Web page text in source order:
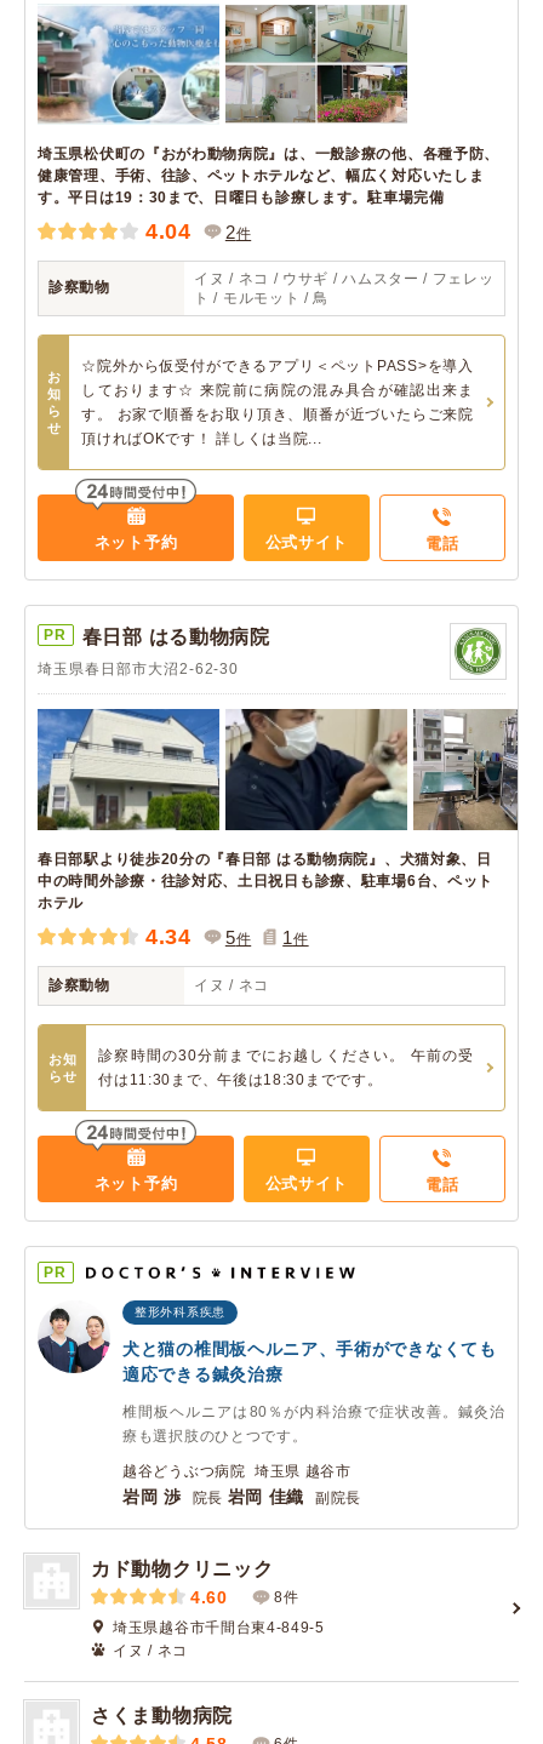
埼玉県松伏町の『おがわ動物病院』は、一般診療の他、各種予防、
健康管理、手術、往診、ペットホテルなど、幅広く対応いたしま
す。平日は19：30まで、日曜日も診療します。駐車場完備
4.04 2件
診察動物
イヌ / ネコ / ウサギ / ハムスター / フェレッ
ト / モルモット / 鳥
お
知
ら
せ
☆院外から仮受付ができるアプリ＜ペットPASS>を導入
しております☆ 来院前に病院の混み具合が確認出来ま
す。 お家で順番をお取り頂き、順番が近づいたらご来院
頂ければOKです！ 詳しくは当院...
ネット予約 公式サイト 電話
PR 春日部 はる動物病院
埼玉県春日部市大沼2-62-30
春日部駅より徒歩20分の『春日部 はる動物病院』、犬猫対象、日
中の時間外診療・往診対応、土日祝日も診療、駐車場6台、ペット
ホテル
4.34 5件 1件
診察動物 イヌ / ネコ
お知
らせ
診察時間の30分前までにお越しください。 午前の受
付は11:30まで、午後は18:30までです。
ネット予約 公式サイト 電話
PR
整形外科系疾患
犬と猫の椎間板ヘルニア、手術ができなくても
適応できる鍼灸治療
椎間板ヘルニアは80％が内科治療で症状改善。鍼灸治
療も選択肢のひとつです。
越谷どうぶつ病院 埼玉県 越谷市
岩岡 渉 院長 岩岡 佳織 副院長
カド動物クリニック
4.60
8件
埼玉県越谷市千間台東4-849-5
イヌ / ネコ
さくま動物病院